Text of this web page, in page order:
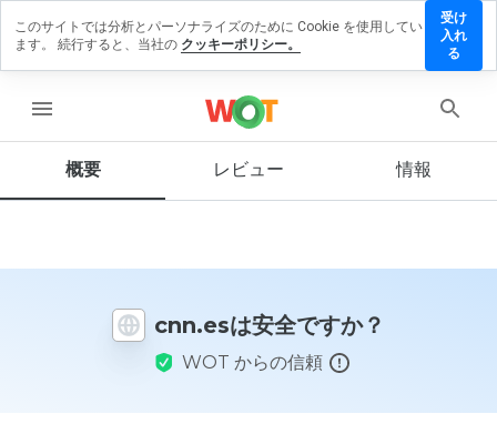
menu
概要 レビュー 情報
cnn.esは安全ですか？
WOT からの信頼
レ
ュ
す
ウェ
このサイトでは分析とパーソナライズのために Cookie を使用してい
ます。 続行すると、当社の クッキーポリシー。
受け
入れ
る